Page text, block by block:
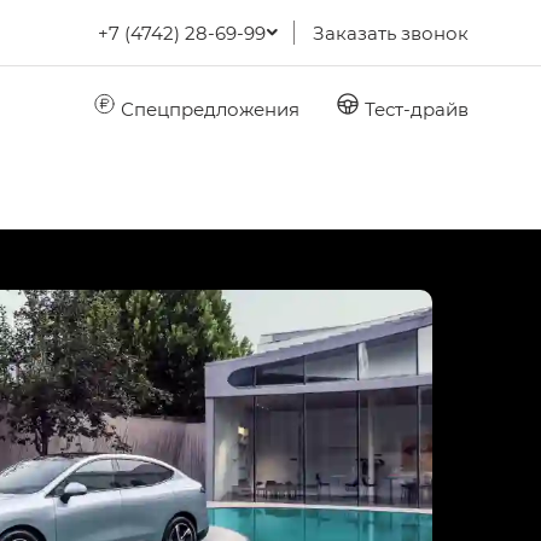
+7 (4742) 28-69-99 Заказать звонок
Спецпредложения Тест-драйв